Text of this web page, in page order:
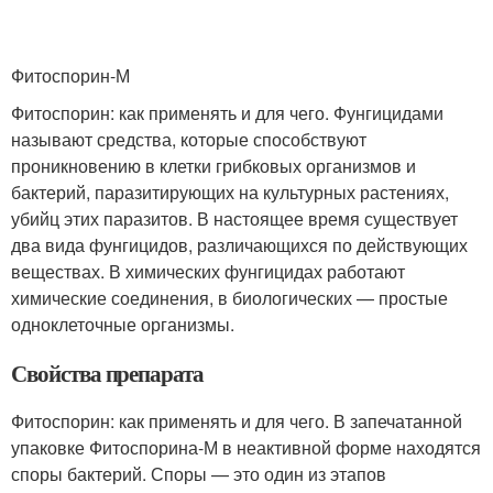
Фитоспорин-М
Фитоспорин: как применять и для чего. Фунгицидами
называют средства, которые способствуют
проникновению в клетки грибковых организмов и
бактерий, паразитирующих на культурных растениях,
убийц этих паразитов. В настоящее время существует
два вида фунгицидов, различающихся по действующих
веществах. В химических фунгицидах работают
химические соединения, в биологических — простые
одноклеточные организмы.
Свойства препарата
Фитоспорин: как применять и для чего. В запечатанной
упаковке Фитоспорина-М в неактивной форме находятся
споры бактерий. Споры — это один из этапов